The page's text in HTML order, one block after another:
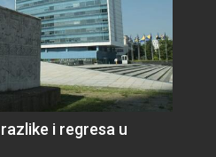
i regresa u